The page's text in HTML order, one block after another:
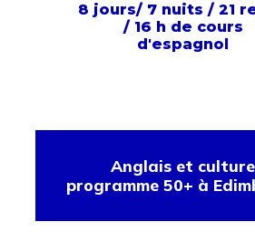
8 jours/ 7 nuits / 21
/ 16 h de cours
d'espagnol
Anglais et culture
programme 50+ à